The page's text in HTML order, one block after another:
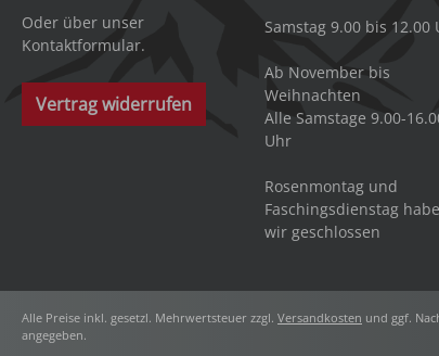
Oder über unser
Kontaktformular.
Vertrag widerrufen
Samstag 9.00 bis 12.00
Ab November bis
Weihnachten
Alle Samstage 9.00-
Uhr
Rosenmontag und
Faschingsdienstag
wir geschlossen
Alle Preise inkl. gesetzl. Mehrwertsteuer zzgl. Versandkosten und ggf.
angegeben.